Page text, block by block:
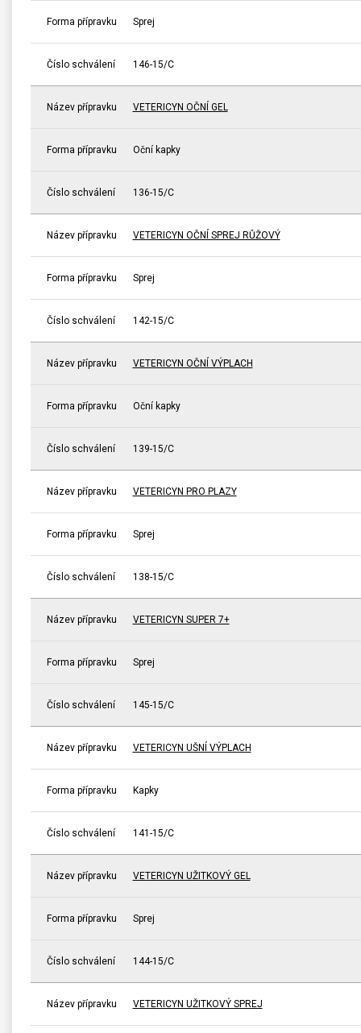
Forma přípravku Sprej
Číslo schválení 146-15/C
Název přípravku VETERICYN OČNÍ GEL
Forma přípravku Oční kapky
Číslo schválení 136-15/C
Název přípravku VETERICYN OČNÍ SPREJ RŮŽOVÝ
Forma přípravku Sprej
Číslo schválení 142-15/C
Název přípravku VETERICYN OČNÍ VÝPLACH
Forma přípravku Oční kapky
Číslo schválení 139-15/C
Název přípravku VETERICYN PRO PLAZY
Forma přípravku Sprej
Číslo schválení 138-15/C
Název přípravku VETERICYN SUPER 7+
Forma přípravku Sprej
Číslo schválení 145-15/C
Název přípravku VETERICYN UŠNÍ VÝPLACH
Forma přípravku Kapky
Číslo schválení 141-15/C
Název přípravku VETERICYN UŽITKOVÝ GEL
Forma přípravku Sprej
Číslo schválení 144-15/C
Název přípravku VETERICYN UŽITKOVÝ SPREJ